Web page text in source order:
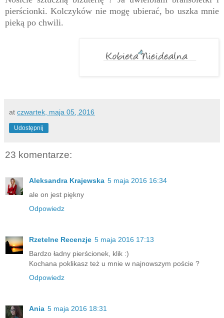
pierścionki. Kolczyków nie mogę ubierać, bo uszka mnie
pieką po chwili.
at czwartek, maja 05, 2016
Udostępnij
23 komentarze:
Aleksandra Krajewska 5 maja 2016 16:34
ale on jest piękny
Odpowiedz
Rzetelne Recenzje 5 maja 2016 17:13
Bardzo ładny pierścionek, klik :)
Kochana poklikasz też u mnie w najnowszym poście ?
Odpowiedz
Ania 5 maja 2016 18:31